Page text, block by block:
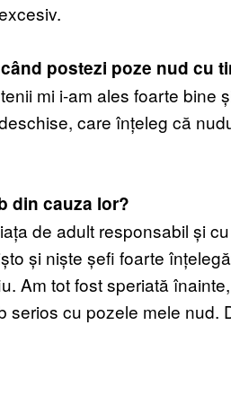
postezi poze nud cu
mi i-am ales foarte bine
care înțeleg că
din cauza lor?
de adult responsabil și
și niște șefi foarte
Am tot fost speriată
cu pozele mele nud.